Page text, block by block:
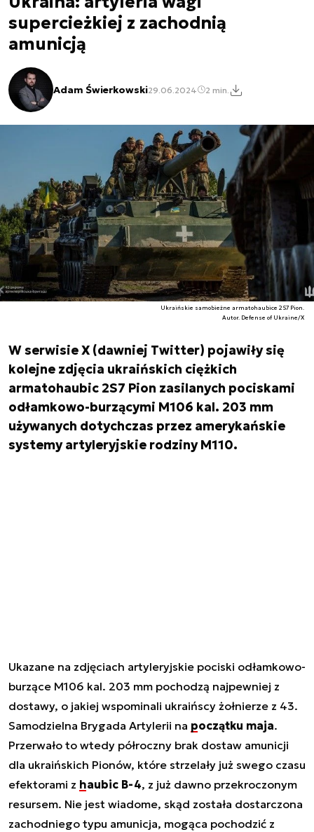
supercieżkiej z zachodnią
amunicją
Adam Świerkowski29.06.2024 2 min.
Ukraińskie samobieżne armatohaubice 2S7 Pion.
Autor. Defense of Ukraine/X
W serwisie X (dawniej Twitter) pojawiły się
kolejne zdjęcia ukraińskich ciężkich
armatohaubic 2S7 Pion zasilanych pociskami
odłamkowo-burzącymi M106 kal. 203 mm
używanych dotychczas przez amerykańskie
systemy artyleryjskie rodziny M110.
Ukazane na zdjęciach artyleryjskie pociski odłamkowo-
burzące M106 kal. 203 mm pochodzą najpewniej z
dostawy, o jakiej wspominali ukraińscy żołnierze z 43.
Samodzielna Brygada Artylerii na początku maja.
Przerwało to wtedy półroczny brak dostaw amunicji
dla ukraińskich Pionów, które strzelały już swego czasu
efektorami z haubic B-4, z już dawno przekroczonym
resursem. Nie jest wiadome, skąd została dostarczona
zachodniego typu amunicja, mogąca pochodzić z